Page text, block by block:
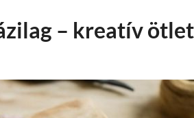
– kreatív